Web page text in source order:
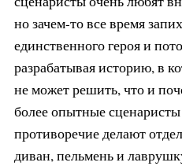
но зачем-то все время
единственного героя и
разрабатывая историю, в
не может решить, что и
более опытные
противоречие делают
диван, пельмень и